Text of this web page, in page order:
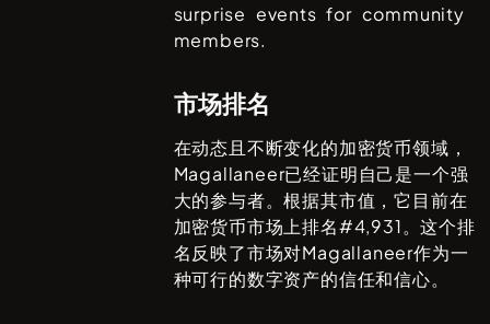
surprise events for community
members.
市场排名
在动态且不断变化的加密货币领域，
Magallaneer已经证明自己是一个强
大的参与者。根据其市值，它目前在
加密货币市场上排名#4,931。这个排
名反映了市场对Magallaneer作为一
种可行的数字资产的信任和信心。